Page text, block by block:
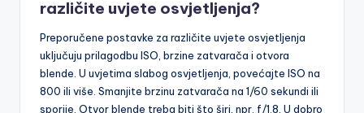
različite uvjete osvjetljenja?
Preporučene postavke za različite uvjete osvjetljenja
uključuju prilagodbu ISO, brzine zatvarača i otvora
blende. U uvjetima slabog osvjetljenja, povećajte ISO na
800 ili više. Smanjite brzinu zatvarača na 1/60 sekundi ili
sporije. Otvor blende treba biti što širi, npr. f/1.8. U dobro